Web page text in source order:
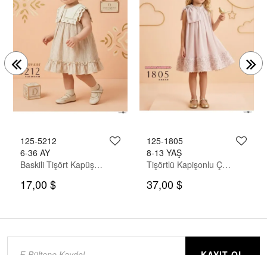
125-5212
6-36 AY
Baskili Tişört Kapüşonlu Keten Gömlek Pantolon Takim
17,00 $
125-1805
8-13 YAŞ
Tişörtlü Kapişonlu Çizgili Gömlekli Pantolon Takım
37,00 $